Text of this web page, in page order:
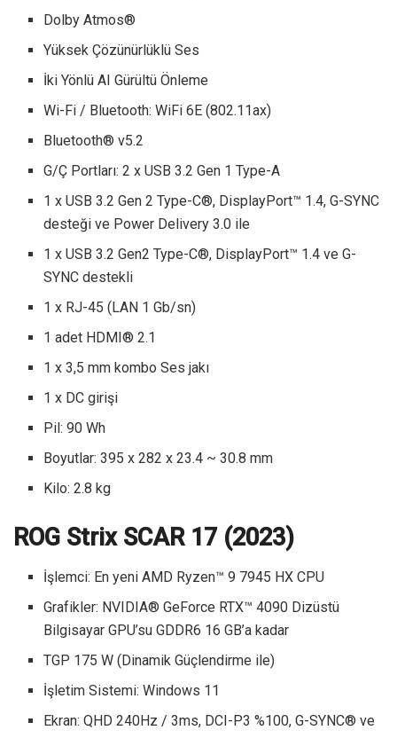
Dolby Atmos®
Yüksek Çözünürlüklü Ses
İki Yönlü AI Gürültü Önleme
Wi-Fi / Bluetooth: WiFi 6E (802.11ax)
Bluetooth® v5.2
G/Ç Portları: 2 x USB 3.2 Gen 1 Type-A
1 x USB 3.2 Gen 2 Type-C®, DisplayPort™ 1.4, G-SYNC
desteği ve Power Delivery 3.0 ile
1 x USB 3.2 Gen2 Type-C®, DisplayPort™ 1.4 ve G-
SYNC destekli
1 x RJ-45 (LAN 1 Gb/sn)
1 adet HDMI® 2.1
1 x 3,5 mm kombo Ses jakı
1 x DC girişi
Pil: 90 Wh
Boyutlar: 395 x 282 x 23.4 ~ 30.8 mm
Kilo: 2.8 kg
ROG Strix SCAR 17 (2023)
İşlemci: En yeni AMD Ryzen™ 9 7945 HX CPU
Grafikler: NVIDIA® GeForce RTX™ 4090 Dizüstü
Bilgisayar GPU’su GDDR6 16 GB’a kadar
TGP 175 W (Dinamik Güçlendirme ile)
İşletim Sistemi: Windows 11
Ekran: QHD 240Hz / 3ms, DCI-P3 %100, G-SYNC® ve